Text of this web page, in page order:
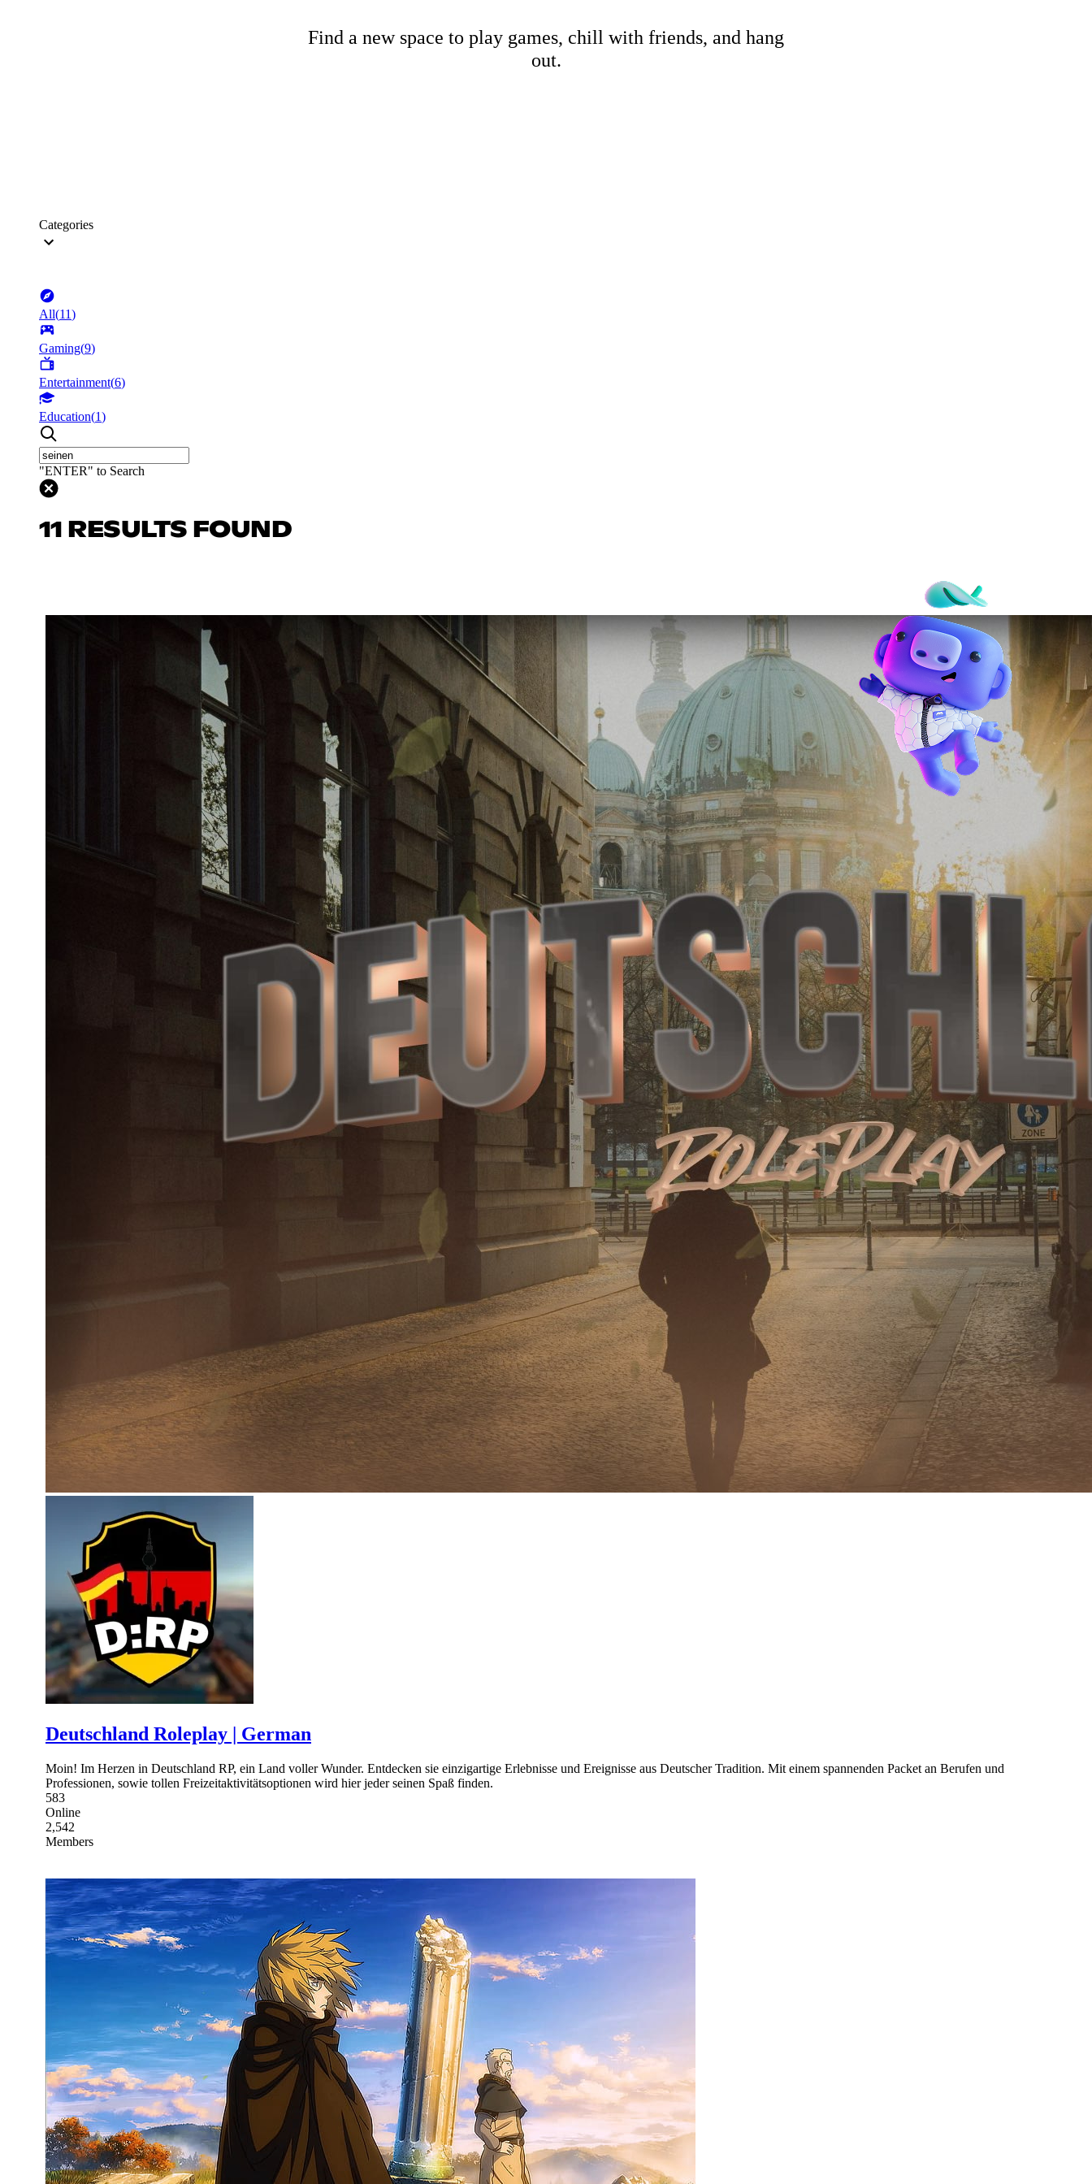
Find a new space to play games, chill with friends, and hang
out.
Categories
All(11)
Gaming(9)
Entertainment(6)
Education(1)
"ENTER" to Search
11 RESULTS FOUND
Deutschland Roleplay | German
Moin! Im Herzen in Deutschland RP, ein Land voller Wunder. Entdecken sie einzigartige Erlebnisse und Ereignisse aus Deutscher Tradition. Mit einem spannenden Packet an Berufen und
Professionen, sowie tollen Freizeitaktivitätsoptionen wird hier jeder seinen Spaß finden.
583
Online
2,542
Members